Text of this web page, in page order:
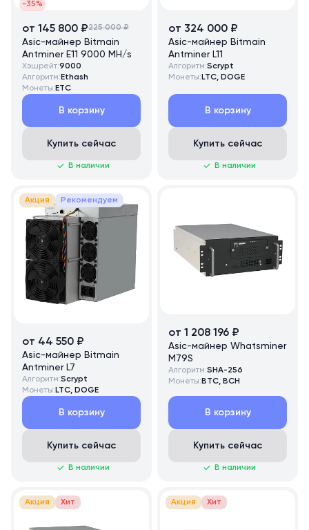
-35%
от 145 800 ₽225 000 ₽
Asic-майнер Bitmain
Antminer E11 9000 MH/s
Хэшрейт:9000
Алгоритм: Ethash
Монеты: ETC
В корзину
Купить сейчас
В наличии
от 324 000 ₽
Asic-майнер Bitmain
Antminer L11
Алгоритм:Scrypt
Монеты: LTC, DOGE
В корзину
Купить сейчас
В наличии
Акция Рекомендуем
от 44 550 ₽
Asic-майнер Bitmain
Antminer L7
Алгоритм:Scrypt
Монеты: LTC, DOGE
В корзину
Купить сейчас
В наличии
от 1 208 196 ₽
Asic-майнер Whatsminer
M79S
Алгоритм:SHA-256
Монеты: BTC, BCH
В корзину
Купить сейчас
В наличии
Акция Хит Акция Хит